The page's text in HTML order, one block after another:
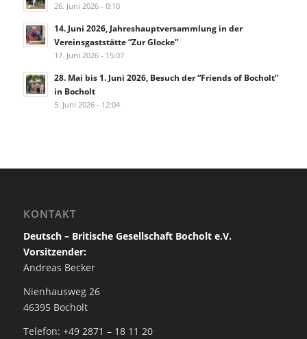
26. Juni 2026 - 0:10
14. Juni 2026, Jahreshauptversammlung in der
Vereinsgaststätte “Zur Glocke”
17. Juni 2026 - 15:07
28. Mai bis 1. Juni 2026, Besuch der “Friends of Bocholt”
in Bocholt
5. Juni 2026 - 12:04
KONTAKT
Deutsch – Britische Gesellschaft Bocholt e.V.
Vorsitzender:
Andreas Becker
Nienhausweg 26
46395 Bocholt
Telefon: +49 2871 – 18 11 20